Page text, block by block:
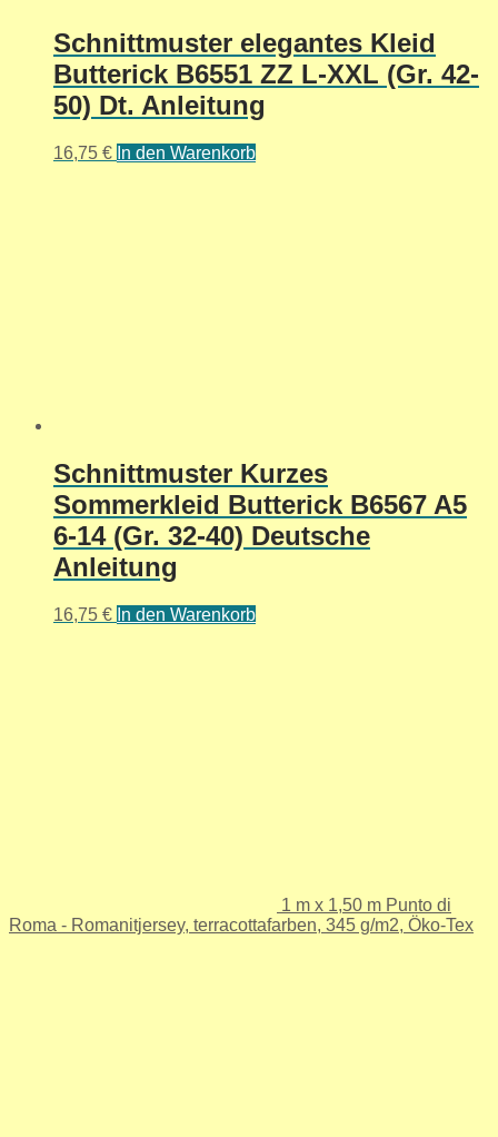
Schnittmuster elegantes Kleid
Butterick B6551 ZZ L-XXL (Gr. 42-
50) Dt. Anleitung
16,75 € In den Warenkorb
Schnittmuster Kurzes
Sommerkleid Butterick B6567 A5
6-14 (Gr. 32-40) Deutsche
Anleitung
16,75 € In den Warenkorb
1 m x 1,50 m Punto di
Roma - Romanitjersey, terracottafarben, 345 g/m2, Öko-Tex